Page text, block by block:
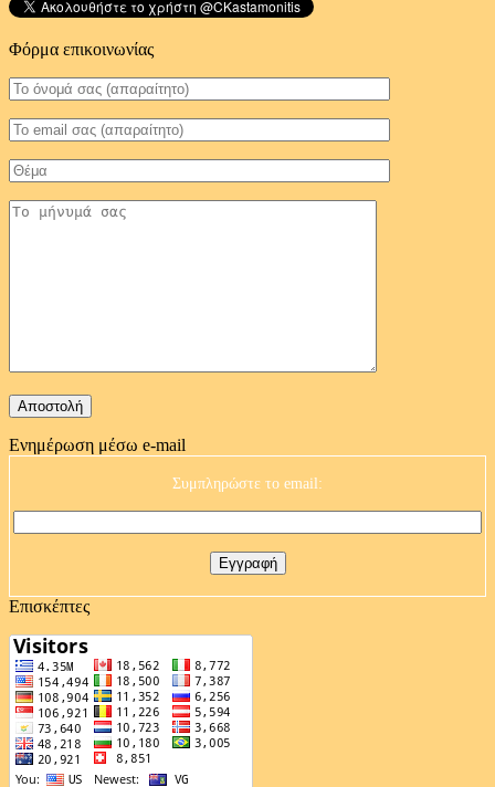
Φόρμα επικοινωνίας
Ενημέρωση μέσω e-mail
Συμπληρώστε το email:
Επισκέπτες